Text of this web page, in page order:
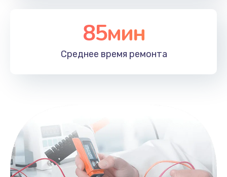
85мин
Среднее время ремонта